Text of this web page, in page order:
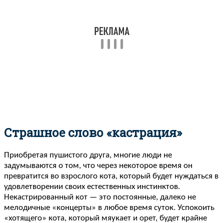
Страшное слово «кастрация»
Приобретая пушистого друга, многие люди не
задумываются о том, что через некоторое время он
превратится во взрослого кота, который будет нуждаться в
удовлетворении своих естественных инстинктов.
Некастрированный кот — это постоянные, далеко не
мелодичные «концерты» в любое время суток. Успокоить
«хотящего» кота, который мяукает и орет, будет крайне